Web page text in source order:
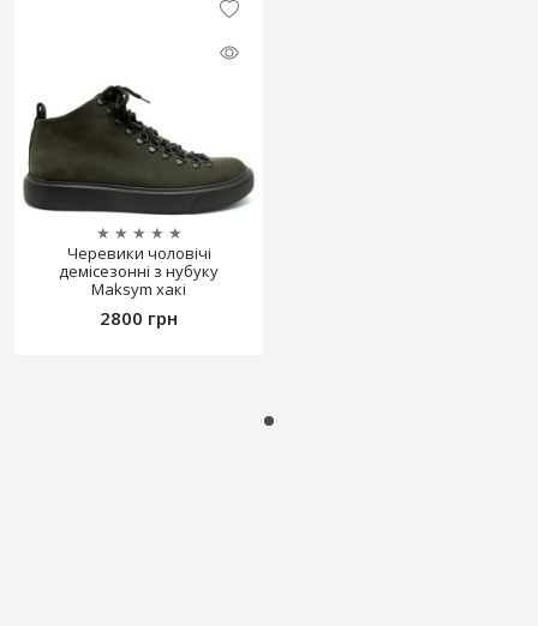
★ ★ ★ ★ ★
Черевики чоловічі
демісезонні з нубуку
Maksym хакі
2800 грн